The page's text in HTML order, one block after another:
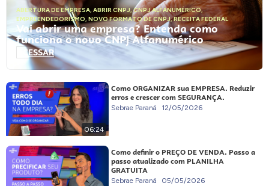
ABERTURA DE EMPRESA, ABRIR CNPJ,CNPJ ALFANUMÉRICO,
EMPREENDEDORISMO, NOVO FORMATO DE CNPJ,RECEITA FEDERAL
Vai abrir uma empresa? Entenda como
funciona o novo CNPJ Alfanumérico
ACESSAR
06:24
Como ORGANIZAR sua EMPRESA. Reduzir
erros e crescer com SEGURANÇA.
Sebrae Paraná 12/05/2026
Como definir o PREÇO DE VENDA. Passo a
passo atualizado com PLANILHA
GRATUITA
Sebrae Paraná 05/05/2026